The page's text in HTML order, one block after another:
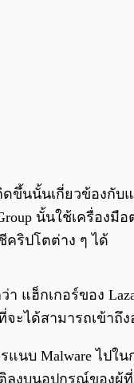
ขึ้นนั้นเกี่ยวข้องกับ
นั้นใช้เครื่อง
คริปโตต่าง ๆ ได้
า แฮ็กเกอร์ของ
ะได้สามารถเข้าถึ
นบ Malware ไปใ
ติลงบนอุปกรณ์ของ